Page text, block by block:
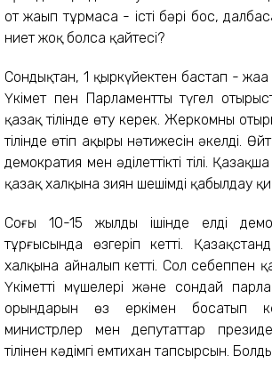
от жаңып тұрмаса - істің бәрі бос,
ниет жоқ болса қайтесің?
Сондықтан, 1 қыркүйектен бастап -
Үкімет пен Парламенттың түгел
қазақ тілінде өту керек. Жеркомның
тілінде өтіп ақыры нәтижесін әкелді.
демократия мен әділеттіктің тілі.
қазақ халқына зиян шешімді қабылдау
Соңғы 10-15 жылдың ішінде елдің
тұрғысында өзгеріп кетті.
халқына айналып кетті. Сол себеппен
Үкіметтің мүшелері және сондай
орындарын өз еркімен босатып
министрлер мен депутаттар
тілінен кәдімгі емтихан тапсырсын.